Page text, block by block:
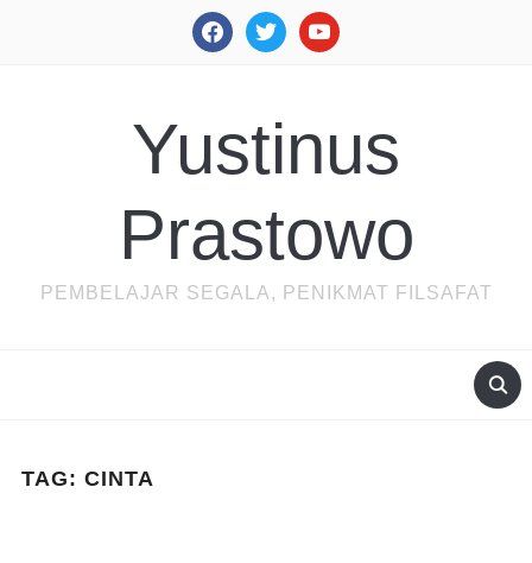
facebooktwitter youtube
Yustinus
Prastowo
PEMBELAJAR SEGALA, PENIKMAT FILSAFAT
TAG: CINTA